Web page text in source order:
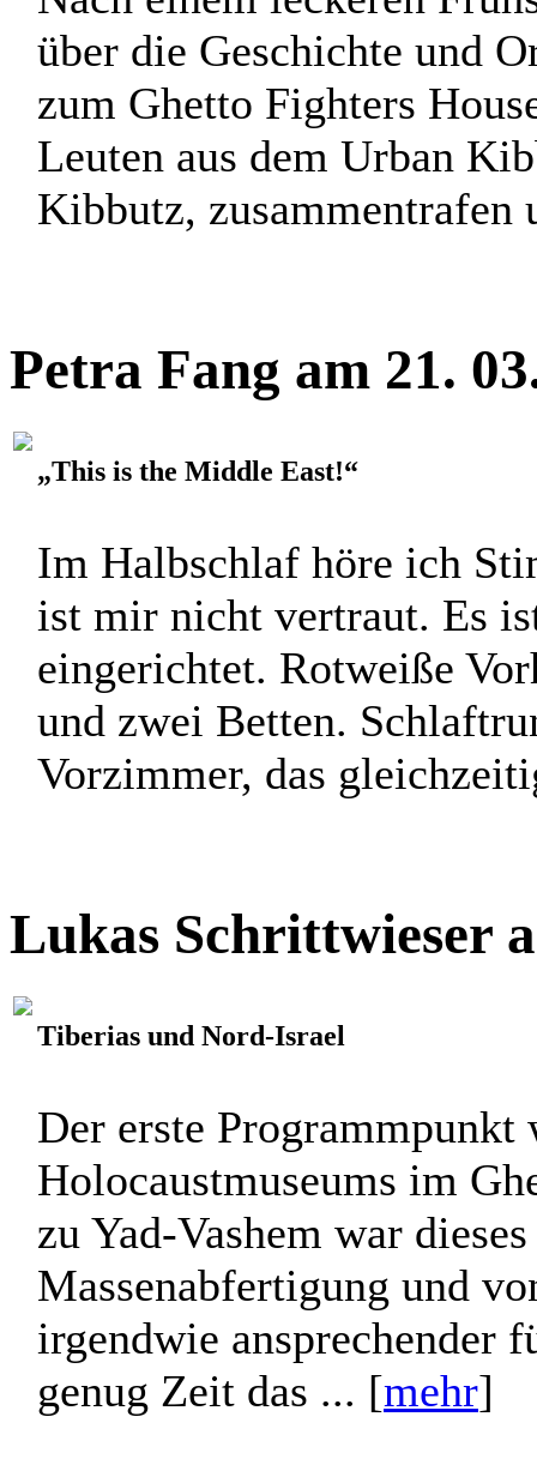
Ghetto Fighters und Urban Kibbuz
Nach einem leckeren
über die Geschichte und
Kibbutz, zusammentrafen
Petra Fang am 21.
„This is the Middle East!“
Im Halbschlaf höre ich
ist mir nicht vertraut. Es
Vorzimmer, das
Lukas Schrittwieser
Tiberias und Nord-Israel
Der erste Programmpunkt
Holocaustmuseums im
zu Yad-Vashem war